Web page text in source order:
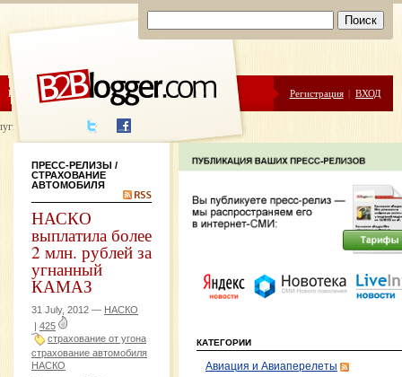
ЦЕНЫ ПОМОЩЬ Регистрация | ВХОД
написания
ПРЕСС-РЕЛИЗЫ /
СТРАХОВАНИЕ
АВТОМОБИЛЯ
НАСКО
выплатила более
2 млн. рублей за
угнанный
КАМАЗ
31 July, 2012 — НАСКО
| 425
страхование от угона
страхование автомобиля
НАСКО
КАТЕГОРИИ
Авиация и Авиаперелеты